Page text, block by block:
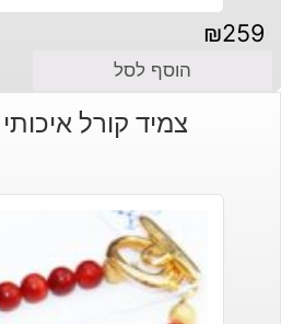
₪259
הוסף לסל
צמיד קורל